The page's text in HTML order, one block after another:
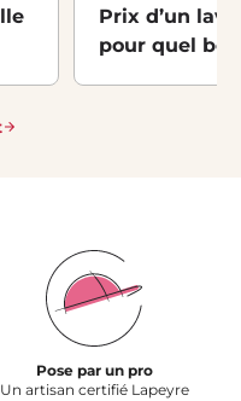
Prix d’un
pour quel
Pose par un pro
Un artisan certifié Lapeyre